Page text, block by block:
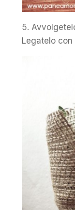
5.
Legatelo con